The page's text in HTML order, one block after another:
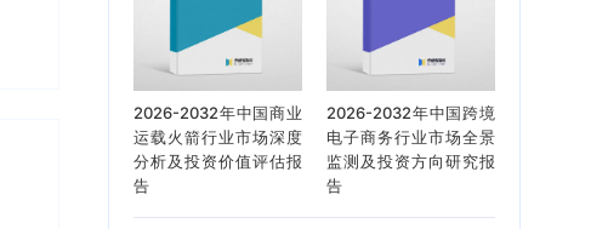
2026-2032年中国商业
运载火箭行业市场深度
分析及投资价值评估报
告
2026-2032年中国跨境
电子商务行业市场全景
监测及投资方向研究报
告